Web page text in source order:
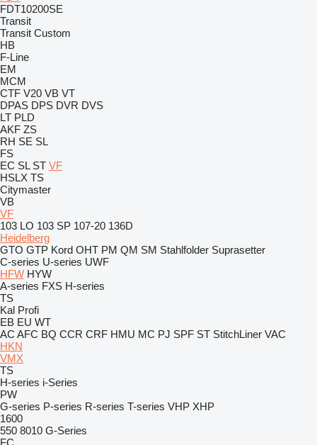
FDT10200SE
Transit
Transit Custom
HB
F-Line
EM
MCM
CTF V20 VB VT
DPAS DPS DVR DVS
LT PLD
AKF ZS
RH SE SL
FS
EC SL ST VF
HSLX TS
Citymaster
VB
VF
103 LO 103 SP 107-20 136D
Heidelberg
GTO GTP Kord OHT PM QM SM Stahlfolder Suprasetter
C-series U-series UWF
HFW HYW
A-series FXS H-series
TS
Kal Profi
EB EU WT
AC AFC BQ CCR CRF HMU MC PJ SPF ST StitchLiner VAC
HKN
VMX
TS
H-series i-Series
PW
G-series P-series R-series T-series VHP XHP
1600
550 8010 G-Series
FC